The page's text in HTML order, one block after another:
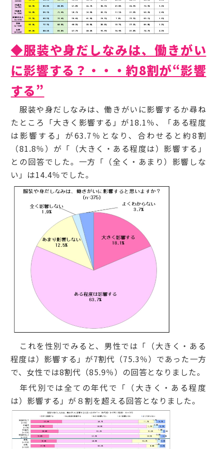
◆服装や身だしなみは、働きがい
に影響する？ ・・・約8割が“影響
する”
服装や身だしなみは、働きがいに影響するか尋ね
たところ「大きく影響する」が18.1％、「ある程度
は影響する」が63.7％となり、合わせると約8割
（81.8％）が「（大きく・ある程度は）影響する」
との回答でした。一方「（全く・あまり）影響しな
い」は14.4％でした。
これを性別でみると、男性では「（大きく・ある
程度は）影響する」が7割代（75.3％）であった一方
で、女性では8割代（85.9％）の回答となりました。
年代別では全ての年代で「（大きく・ある程度
は）影響する」が８割を超える回答となりました。